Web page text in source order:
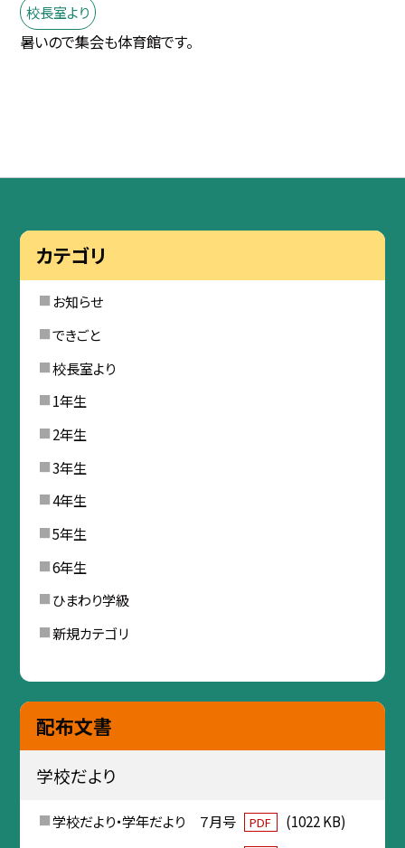
校長室より
暑いので集会も体育館です。
カテゴリ
お知らせ
できごと
校長室より
1年生
2年生
3年生
4年生
5年生
6年生
ひまわり学級
新規カテゴリ
配布文書
学校だより
学校だより・学年だより ７月号 PDF
(1022 KB)